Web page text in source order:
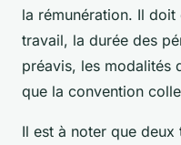
la rémunération. Il
travail, la durée des
préavis, les modalités
que la convention
Il est à noter que